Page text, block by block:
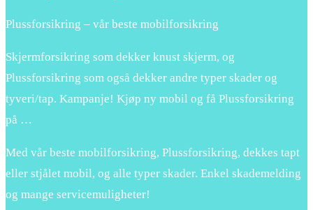
Plussforsikring – vår beste mobilforsikring
Skjermforsikring som dekker knust skjerm, og
Plussforsikring som også dekker andre typer skader og
tyveri/tap. Kampanje! Kjøp ny mobil og få Plussforsikring
på …
Med vår beste mobilforsikring, Plussforsikring, dekkes tapt
eller stjålet mobil, og alle typer skader. Enkel skademelding
og mange servicemuligheter!